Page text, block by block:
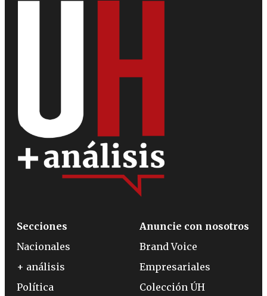
Secciones
Nacionales
+ análisis
Política
Anuncie con nosotros
Brand Voice
Empresariales
Colección ÚH